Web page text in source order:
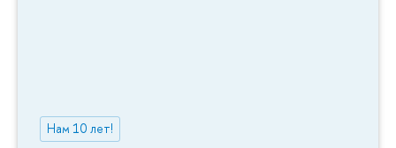
Нам 10 лет!